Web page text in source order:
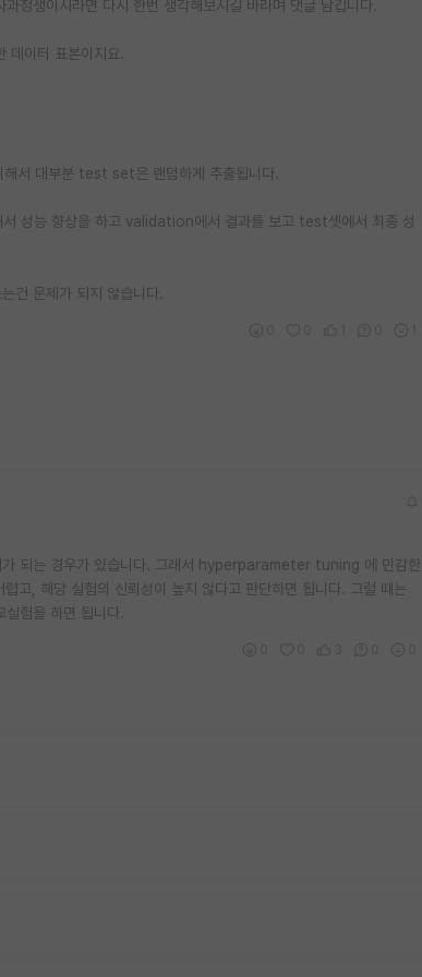
정생이시라면 다시 한번 생각해보시길 바라며 댓글 남깁니다.
데이터 표본이지요.
서 대부분 test set은 랜덤하게 추출됩니다.
성능 향상을 하고 validation에서 결과를 보고 test셋에서 최종 성
건 문제가 되지 않습니다.
되는 경우가 있습니다. 그래서 hyperparameter tuning 에 민감한
고, 해당 실험의 신뢰성이 높지 않다고 판단하면 됩니다. 그럴 때는
험을 하면 됩니다.